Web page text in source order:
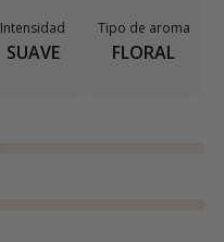
Intensidad
SUAVE
Tipo de aroma
FLORAL